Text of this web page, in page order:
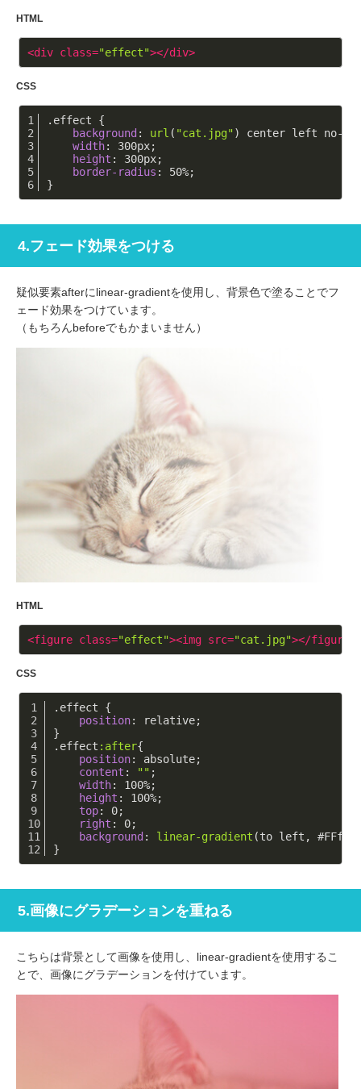
HTML
<div class="effect"></div>
CSS
.effect {
background : url ( "cat.jpg") center left no-
width: 300px;
height : 300px;
border-radius : 50%;
}
4.フェード効果をつける
疑似要素afterにlinear-gradientを使用し、背景色で塗ることでフ
ェード効果をつけています。
（もちろんbeforeでもかまいません）
HTML
<figure class="effect"><img src="cat.jpg"></figure
CSS
.effect {
position: relative;
}
.effect :after{
position: absolute;
content : "" ;
width: 100%;
height : 100%;
top: 0;
right : 0;
background : linear-gradient (to left, #FFf
}
5.画像にグラデーションを重ねる
こちらは背景として画像を使用し、linear-gradientを使用するこ
とで、画像にグラデーションを付けています。